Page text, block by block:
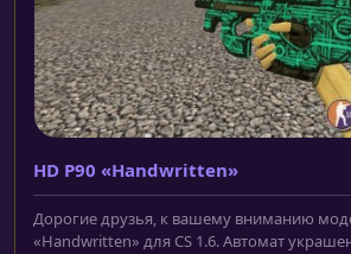
HD P90 «Handwritten»
Дорогие друзья, к вашему вниманию
«Handwritten» для CS 1.6. Автомат